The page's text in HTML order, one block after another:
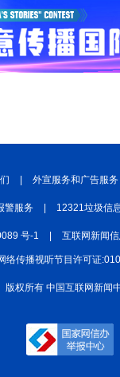
外宣服务和广告服务
警服务 12321垃圾信
号-1 互联网新闻
络传播视听节目许可证
版权所有 中国互联网新闻